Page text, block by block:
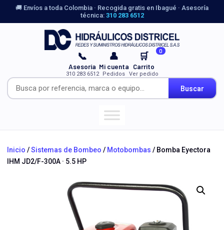
🚚 Envíos a toda Colombia · Recogida gratis en Ibagué · Asesoría
técnica: 310 283 6512
Buscar
📞
Asesoría
310 283 6512
👤
Mi cuenta
Pedidos
🛒 0
Carrito
Ver pedido
Inicio /Sistemas de Bombeo / Motobombas / Bomba Eyectora
IHM JD2/F-300A · 5.5 HP